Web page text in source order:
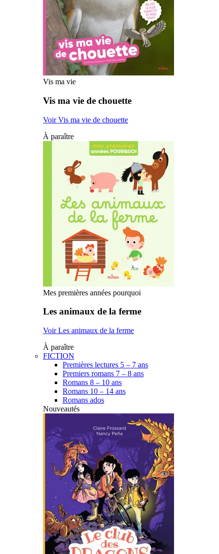
Vis ma vie
Vis ma vie de chouette
Voir Vis ma vie de chouette
À paraître
Mes premières années pourquoi
Les animaux de la ferme
Voir Les animaux de la ferme
À paraître
FICTION
Premières lectures 5 – 7 ans
Premiers romans 7 – 8 ans
Romans 8 – 10 ans
Romans 10 – 14 ans
Romans ados
Nouveautés